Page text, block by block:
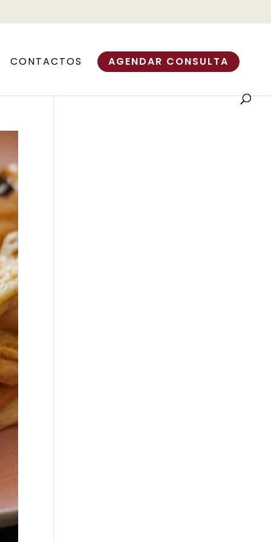
CONTACTOS AGENDAR CONSULTA